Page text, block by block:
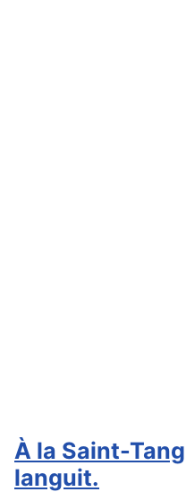
À la Saint-
languit.